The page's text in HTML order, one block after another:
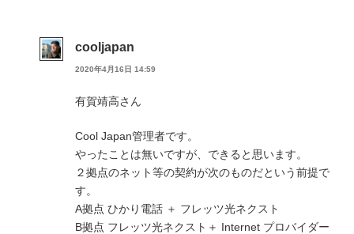
cooljapan
2020年4月16日 14:59
有賀靖高さん
Cool Japan管理者です。
やったことは無いですが、できると思います。
２拠点のネット等の契約が次のものだという前提で
す。
A拠点 ひかり電話 ＋ フレッツ光ネクスト
B拠点 フレッツ光ネクスト＋ Internet プロバイダー